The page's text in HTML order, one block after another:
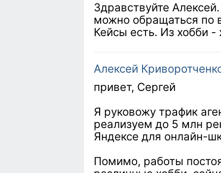
Здравствуйте
можно обращаться по
Кейсы есть. Из хобби -
Алексей
привет, Сергей
Я руковожу трафик
реализуем до 5 млн
Яндексе для онлайн-
Помимо, работы